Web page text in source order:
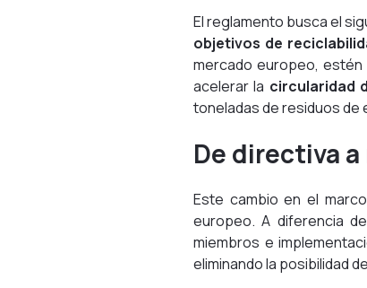
El reglamento busca el
objetivos de
mercado europeo,
acelerar la circularidad
toneladas de residuos de
De directiva
Este cambio en el
europeo. A diferencia
miembros e
eliminando la posibilidad